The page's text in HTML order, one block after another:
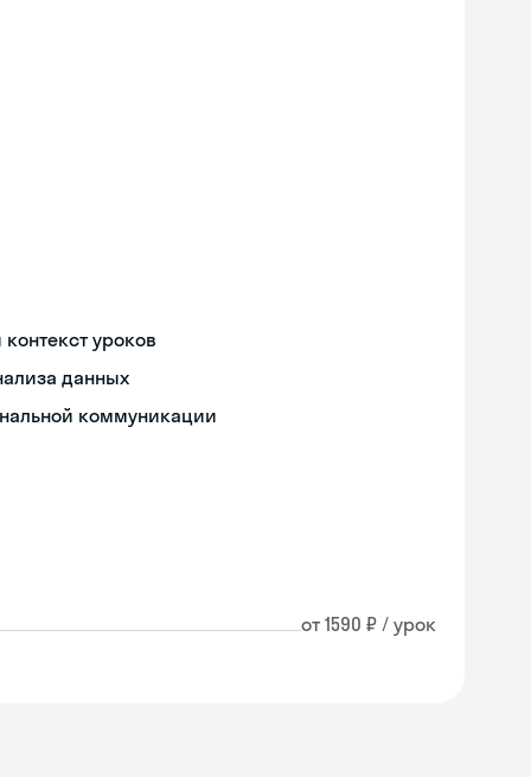
уроков
данных
коммуникации
от 1590 ₽ / урок